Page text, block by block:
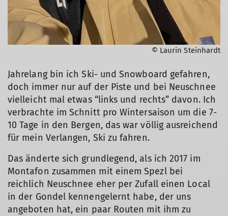
© Laurin Steinhardt
Jahrelang bin ich Ski- und Snowboard gefahren,
doch immer nur auf der Piste und bei Neuschnee
vielleicht mal etwas “links und rechts” davon. Ich
verbrachte im Schnitt pro Wintersaison um die 7-
10 Tage in den Bergen, das war völlig ausreichend
für mein Verlangen, Ski zu fahren.
Das änderte sich grundlegend, als ich 2017 im
Montafon zusammen mit einem Spezl bei
reichlich Neuschnee eher per Zufall einen Local
in der Gondel kennengelernt habe, der uns
angeboten hat, ein paar Routen mit ihm zu